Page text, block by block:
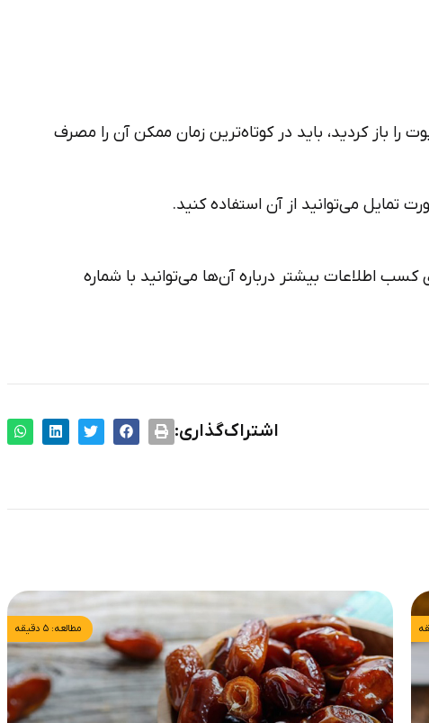
باز کردید، باید در کوتاه‌ترین زمان ممکن آن را مصرف
تمایل می‌توانید از آن استفاده کنید.
کسب اطلاعات بیشتر درباره آن‌ها می‌توانید با شماره
اشتراک‌گذاری:
مطالعه: ۵ دقیقه